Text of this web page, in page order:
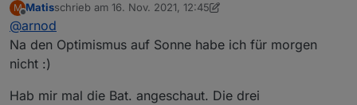
Funktioniert anders als ich dachte, aber funktioniert.
einstellen und dann alle 5 sek. MODE auf DISCHARGE
stellen. Dann wird MODE auf IDLE gesetzt und das
ändert, wird automatisch wieder der Auto oder Standard
M
Offline
Matisschrieb am 16. Nov. 2021, 12:45
zuletzt editiert von Matis
@arnod
Na den Optimismus auf Sonne habe ich für morgen
nicht :)
Hab mir mal die Bat. angeschaut. Die drei